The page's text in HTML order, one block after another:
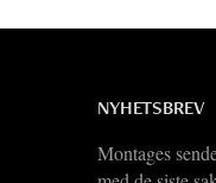
NYHETSBREV
Montages